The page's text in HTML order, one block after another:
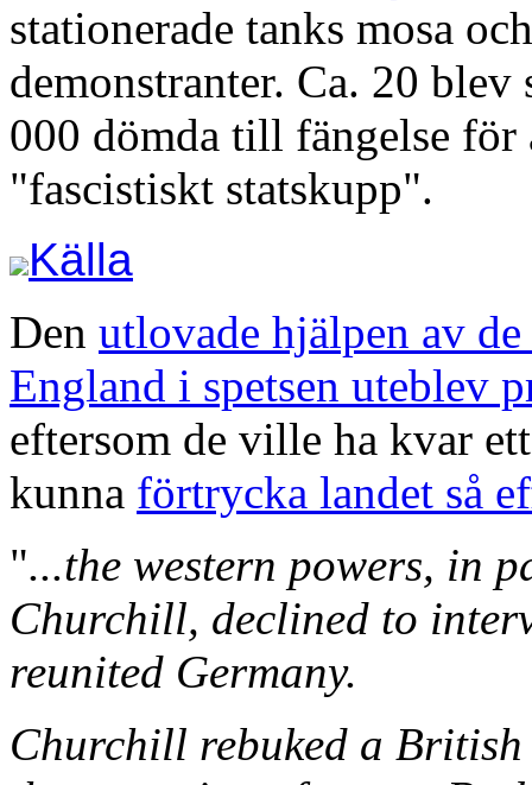
stationerade tanks mosa
demonstranter. Ca. 20
000 dömda till fängelse
"fascistiskt statskupp".
Källa
Den utlovade hjälpen av
England i spetsen uteblev
eftersom de ville ha kvar
kunna förtrycka landet så
"...the western powers, in
Churchill, declined to
reunited Germany.
Churchill rebuked a